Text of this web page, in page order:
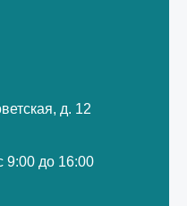
д. 12
9:00 до 16:00